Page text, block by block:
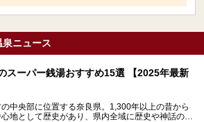
ニュース
スーパー銭湯おすすめ15選 【2025年最新
中央部に位置する奈良県。1,300年以上の昔から
地として歴史があり、県内全域に歴史や神話の舞